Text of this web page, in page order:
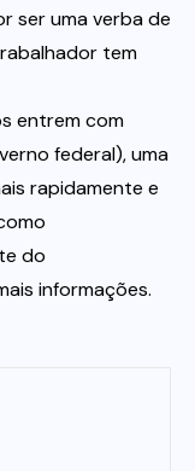
ser uma verba de
tem
entrem com
federal), uma
rapidamente e
do
informações.